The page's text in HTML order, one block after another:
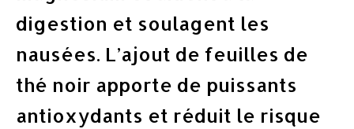
digestion et soulagent les
nausées. L’ajout de feuilles de
thé noir apporte de puissants
antioxydants et réduit le risque